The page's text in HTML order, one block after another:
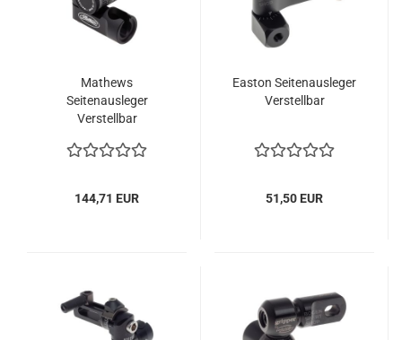
Mathews
Seitenausleger
Verstellbar
144,71 EUR
Easton Seitenausleger
Verstellbar
51,50 EUR